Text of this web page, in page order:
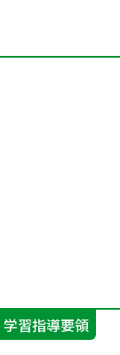
学習指導要領